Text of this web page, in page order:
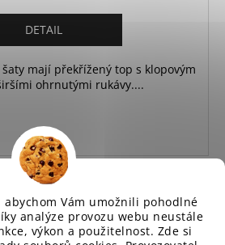
abychom Vám umožnili pohodlné
analýze provozu webu neustále
výkon a použitelnost. Zde si
DETAIL
mají překřížený top s klopovým
ohrnutými rukávy....
XXL